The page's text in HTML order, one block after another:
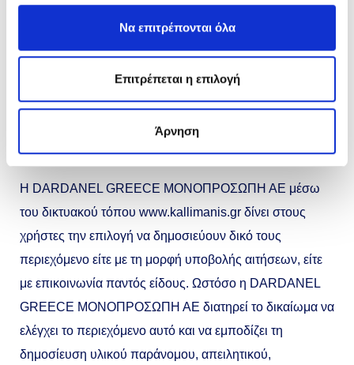
Να επιτρέπονται όλα
Επιτρέπεται η επιλογή
Άρνηση
αντίστοιχων δικτυακών τόπων ενώ η DARDANEL
αυτές με δική του ευθύνη.
Περιεχόμενο που υποβάλλεται από τους χρήστες
Η DARDANEL GREECE MONOΠΡΟΣΩΠΗ ΑΕ μέσω
του δικτυακού τόπου www.kallimanis.gr δίνει στους
χρήστες την επιλογή να δημοσιεύουν δικό τους
περιεχόμενο είτε με τη μορφή υποβολής αιτήσεων, είτε
με επικοινωνία παντός είδους. Ωστόσο η DARDANEL
GREECE MONOΠΡΟΣΩΠΗ ΑΕ διατηρεί το δικαίωμα να
ελέγχει το περιεχόμενο αυτό και να εμποδίζει τη
δημοσίευση υλικού παράνομου, απειλητικού,